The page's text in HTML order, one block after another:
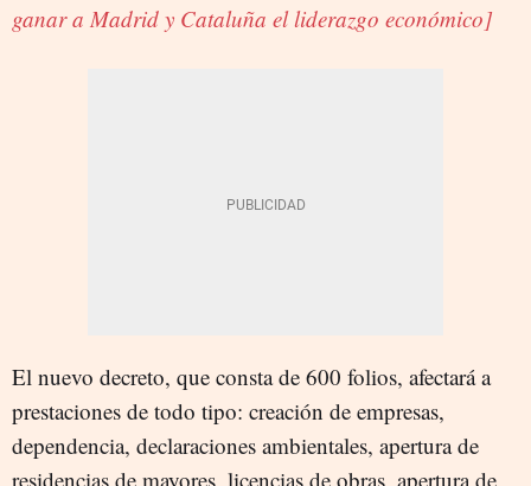
ganar a Madrid y Cataluña el liderazgo económico]
El nuevo decreto, que consta de 600 folios, afectará a
prestaciones de todo tipo: creación de empresas,
dependencia, declaraciones ambientales, apertura de
residencias de mayores, licencias de obras, apertura de